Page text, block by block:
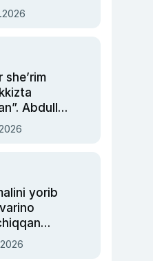
o‘qildi
she’rim
Abdulla
yorib